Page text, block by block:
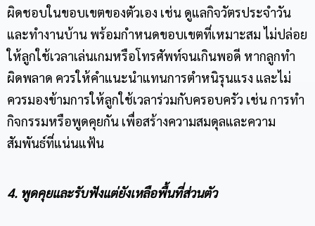
ผิดชอบในขอบเขตของตัวเอง เช่น ดูแลกิจวัตรประจำวัน
และทำงานบ้าน พร้อมกำหนดขอบเขตที่เหมาะสม ไม่ปล่อย
ให้ลูกใช้เวลาเล่นเกมหรือโทรศัพท์จนเกินพอดี หากลูกทำ
ผิดพลาด ควรให้คำแนะนำแทนการตำหนิรุนแรง และไม่
ควรมองข้ามการให้ลูกใช้เวลาร่วมกับครอบครัว เช่น การทำ
กิจกรรมหรือพูดคุยกัน เพื่อสร้างความสมดุลและความ
สัมพันธ์ที่แน่นแฟ้น
4. พูดคุยและรับฟังแต่ยังเหลือพื้นที่ส่วนตัว